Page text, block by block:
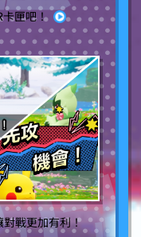
卡匣吧！
戰更加有利！